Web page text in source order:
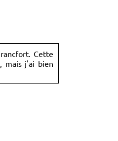
Cette
mais j'ai bien